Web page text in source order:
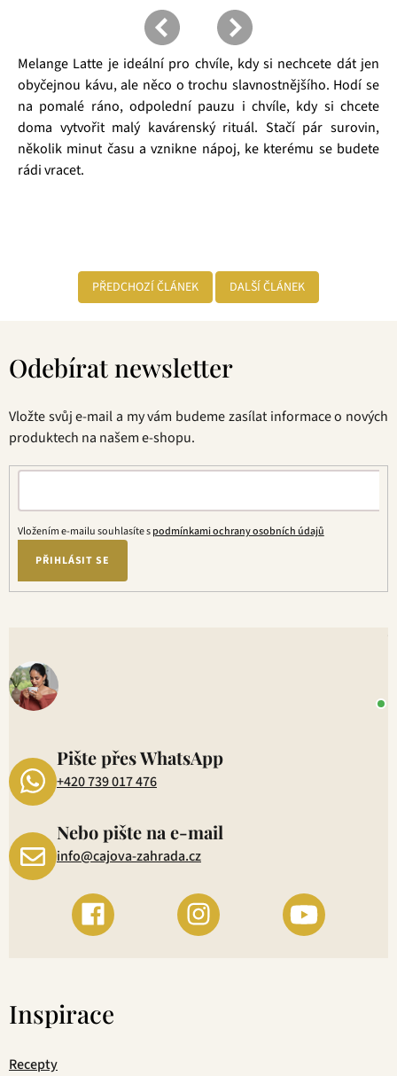
Melange Latte je ideální pro chvíle, kdy si nechcete dát jen
obyčejnou kávu, ale něco o trochu slavnostnějšího. Hodí se
na pomalé ráno, odpolední pauzu i chvíle, kdy si chcete
doma vytvořit malý kavárenský rituál. Stačí pár surovin,
několik minut času a vznikne nápoj, ke kterému se budete
rádi vracet.
PŘEDCHOZÍ ČLÁNEK DALŠÍ ČLÁNEK
Odebírat newsletter
Vložte svůj e-mail a my vám budeme zasílat informace o nových
produktech na našem e-shopu.
Vložením e-mailu souhlasíte spodmínkami ochrany osobních údajů
PŘIHLÁSIT SE
Pište přes WhatsApp
+420 739 017 476
Nebo pište na e-mail
info@cajova-zahrada.cz
Inspirace
Recepty